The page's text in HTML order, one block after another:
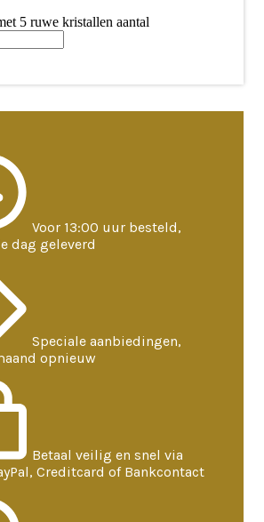
5 ruwe kristallen aantal
Voor 13:00 uur besteld,
dag geleverd
Speciale aanbiedingen,
opnieuw
Betaal veilig en snel via
Creditcard of Bankcontact